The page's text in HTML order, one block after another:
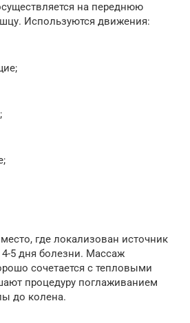
на переднюю
Используются движения:
где локализован источник
5 дня болезни. Массаж
сочетается с тепловыми
процедуру поглаживанием
до колена.